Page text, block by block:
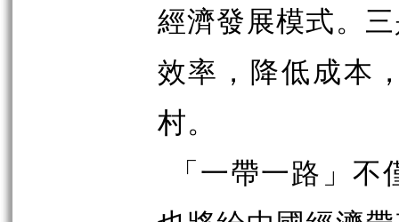
經濟發展模式。
效率，降低成本
村。
「一帶一路」